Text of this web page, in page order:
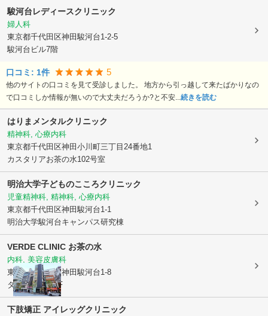
駿河台レディースクリニック
婦人科
東京都千代田区神田駿河台1-2-5
駿河台ビル7階
口コミ: 1件 5
他のサイトの口コミを見て受診しました。 地方から引っ越して来たばかりなの
で口コミしか情報が無いので大丈夫だろうか?と不安... 続きを読む
はりまメンタルクリニック
精神科, 心療内科
東京都千代田区神田小川町三丁目24番地1
カスタリアお茶の水102号室
明治大学子どものこころクリニック
児童精神科, 精神科, 心療内科
東京都千代田区神田駿河台1-1
明治大学駿河台キャンパス研究棟
VERDE CLINIC お茶の水
内科, 美容皮膚科
東京都千代田区神田駿河台1-8
タニグチビル5F
下肢矯正 アイレッグクリニック